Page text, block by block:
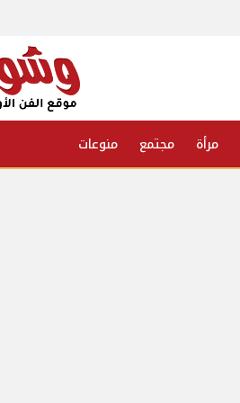
مرأة مجتمع منوعات